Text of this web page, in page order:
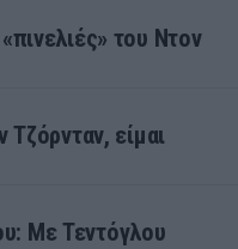
του Ντον
Τζόρνταν, είμαι
Με Τεντόγλου